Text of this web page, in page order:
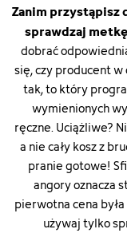
Zanim przystąpisz
sprawdzaj
dobrać
się, czy producent
tak, to który
wymienionych
ręczne. Uciążliwe?
a nie cały kosz z
pranie gotowe!
angory oznacza
pierwotna cena
używaj tylko